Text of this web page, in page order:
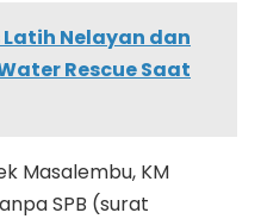
Nelayan dan
Rescue Saat
Masalembu, KM
SPB (surat